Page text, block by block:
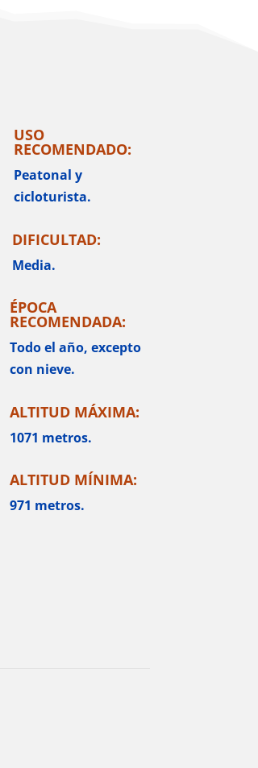
USO
RECOMENDADO:
Peatonal y
cicloturista.
DIFICULTAD:
Media.
ÉPOCA
RECOMENDADA:
Todo el año, excepto
con nieve.
ALTITUD MÁXIMA:
1071 metros.
ALTITUD MÍNIMA:
971 metros.